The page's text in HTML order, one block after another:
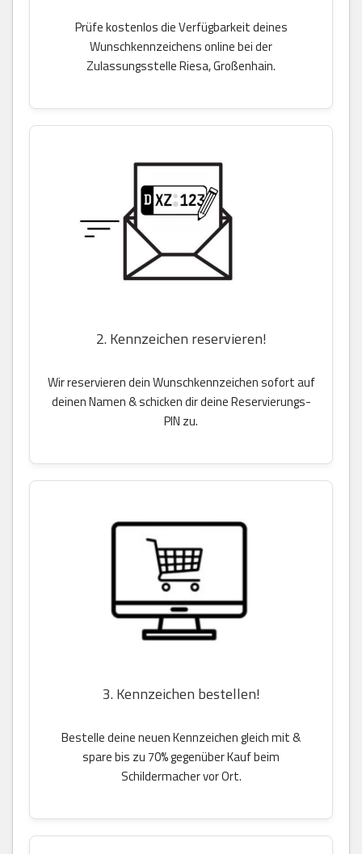
Prüfe kostenlos die Verfügbarkeit deines
Wunschkennzeichens online bei der
Zulassungsstelle Riesa, Großenhain.
2. Kennzeichen reservieren!
Wir reservieren dein Wunschkennzeichen sofort auf
deinen Namen & schicken dir deine Reservierungs-
PIN zu.
3. Kennzeichen bestellen!
Bestelle deine neuen Kennzeichen gleich mit &
spare bis zu 70% gegenüber Kauf beim
Schildermacher vor Ort.